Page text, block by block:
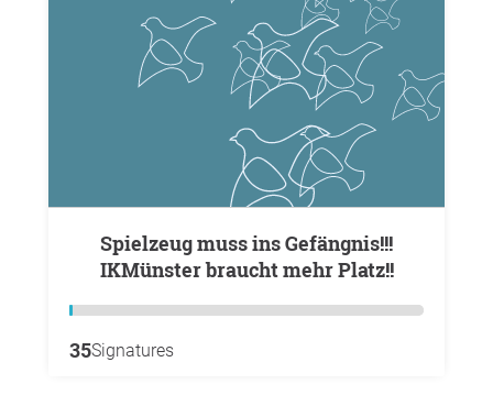
Spielzeug muss ins Gefängnis!!!
IKMünster braucht mehr Platz!!
35Signatures